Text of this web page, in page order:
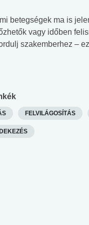
betegségek ma is
vagy időben
szakemberhez –
FELVILÁGOSÍTÁS